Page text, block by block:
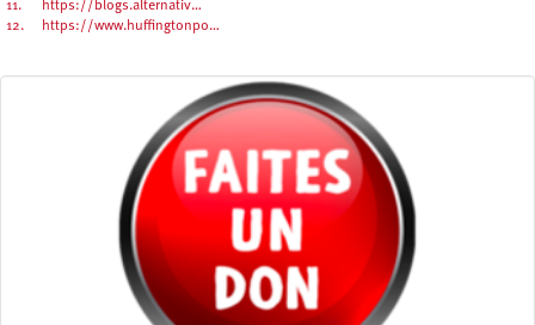
11.
https://blogs.alternativ…
12.
https://www.huffingtonpo…